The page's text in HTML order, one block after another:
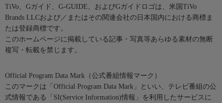
TiVo、Gガイド、G-GUIDE、およびGガイドロゴは、米国TiVo
Brands LLCおよび／またはその関連会社の日本国内における商標ま
たは登録商標です。
このホームページに掲載している記事・写真等あらゆる素材の無断
複写・転載を禁じます。
Official Program Data Mark（公式番組情報マーク）
このマークは「Official Program Data Mark」といい、テレビ番組の公
式情報である「SI(Service Information)情報」を利用したサービスに